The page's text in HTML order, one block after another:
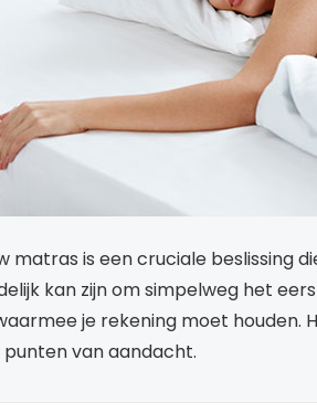
matras is een cruciale beslissing
kan zijn om simpelweg het
je rekening moet houden.
van aandacht.